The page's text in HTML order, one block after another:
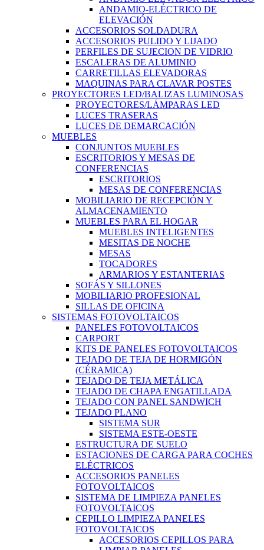
ANDAMIO-ELÉCTRICO DE
ELEVACIÓN
ACCESORIOS SOLDADURA
ACCESORIOS PULIDO Y LIJADO
PERFILES DE SUJECION DE VIDRIO
ESCALERAS DE ALUMINIO
CARRETILLAS ELEVADORAS
MAQUINAS PARA CLAVAR POSTES
PROYECTORES LED/BALIZAS LUMINOSAS
PROYECTORES/LÁMPARAS LED
LUCES TRASERAS
LUCES DE DEMARCACIÓN
MUEBLES
CONJUNTOS MUEBLES
ESCRITORIOS Y MESAS DE
CONFERENCIAS
ESCRITORIOS
MESAS DE CONFERENCIAS
MOBILIARIO DE RECEPCIÓN Y
ALMACENAMIENTO
MUEBLES PARA EL HOGAR
MUEBLES INTELIGENTES
MESITAS DE NOCHE
MESAS
TOCADORES
ARMARIOS Y ESTANTERIAS
SOFÁS Y SILLONES
MOBILIARIO PROFESIONAL
SILLAS DE OFICINA
SISTEMAS FOTOVOLTAICOS
PANELES FOTOVOLTAICOS
CARPORT
KITS DE PANELES FOTOVOLTAICOS
TEJADO DE TEJA DE HORMIGÓN
(CÉRAMICA)
TEJADO DE TEJA METÁLICA
TEJADO DE CHAPA ENGATILLADA
TEJADO CON PANEL SANDWICH
TEJADO PLANO
SISTEMA SUR
SISTEMA ESTE-OESTE
ESTRUCTURA DE SUELO
ESTACIONES DE CARGA PARA COCHES
ELÉCTRICOS
ACCESORIOS PANELES
FOTOVOLTAICOS
SISTEMA DE LIMPIEZA PANELES
FOTOVOLTAICOS
CEPILLO LIMPIEZA PANELES
FOTOVOLTAICOS
ACCESORIOS CEPILLOS PARA